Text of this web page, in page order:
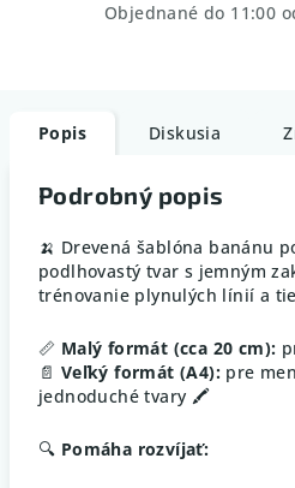
Objednané do 11:00
Popis Diskusia
Podrobný popis
🍌 Drevená šablóna banánu
podlhovastý tvar s jemným
trénovanie plynulých línií a
📏 Malý formát (cca 20 cm):
📄 Veľký formát (A4): pre
jednoduché tvary 🖍️
🔍 Pomáha rozvíjať: